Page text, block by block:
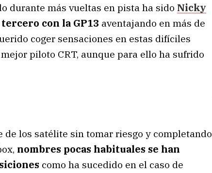
durante más vueltas en pista ha sido Nicky
con la GP13 aventajando en más de
coger sensaciones en estas difíciles
piloto CRT, aunque para ello ha sufrido
los satélite sin tomar riesgo y completando
nombres pocas habituales se han
como ha sucedido en el caso de